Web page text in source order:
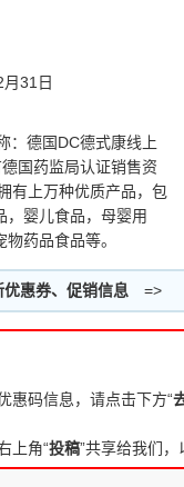
31日
：德国DC德式康线上
国药监局认证销售资
有上万种优质产品，包
，婴儿食品，母婴用
药品食品等。
惠券、促销信息 =>
惠码信息，请点击下方“
上角“投稿”共享给我们